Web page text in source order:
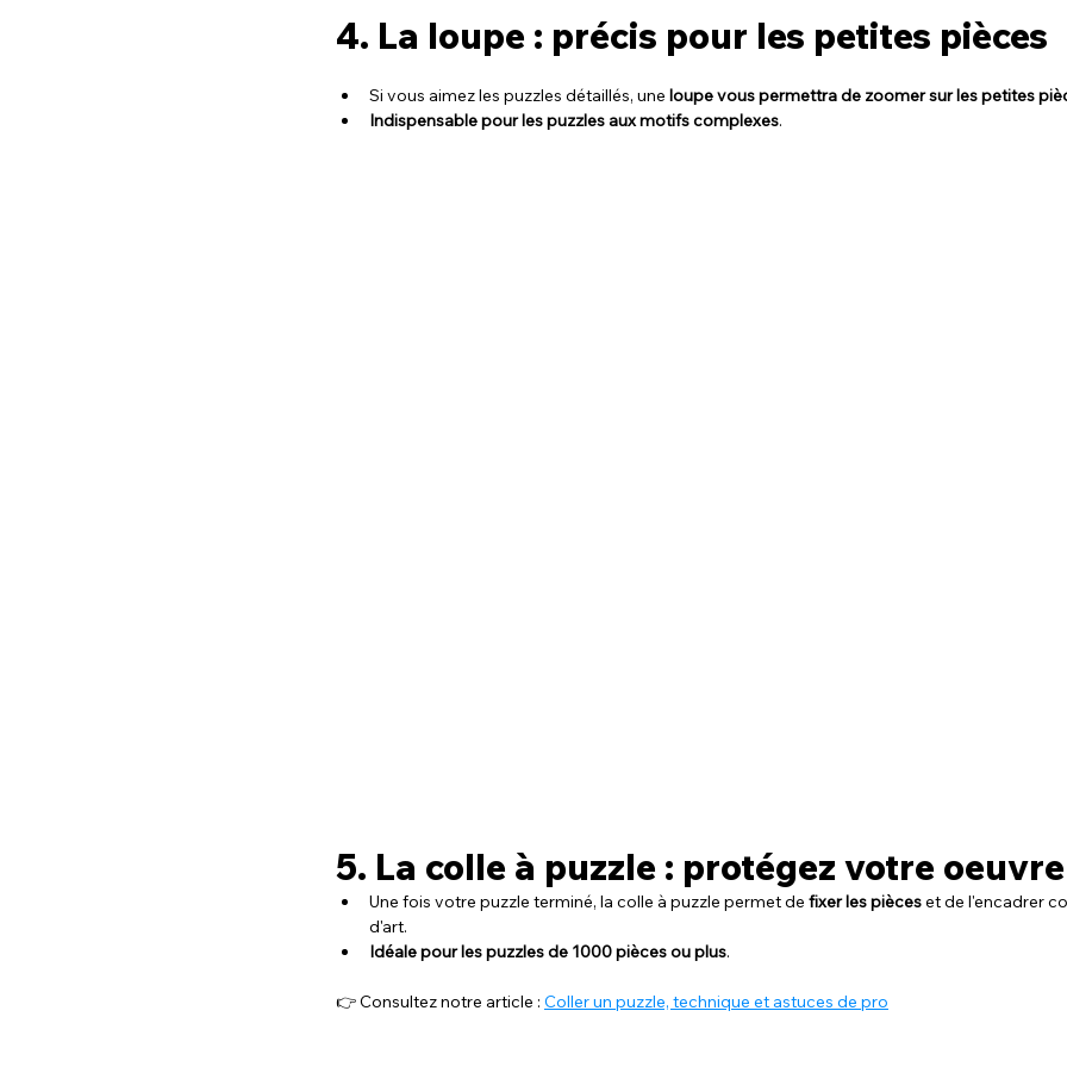
4. La loupe : précis pour les petites pièces
Si vous aimez les puzzles détaillés, une loupe vous permettra de zoomer sur les petites
Indispensable pour les puzzles aux motifs complexes.
5. La colle à puzzle : protégez votre oeuvre
Une fois votre puzzle terminé, la colle à puzzle permet de fixer les pièces et de l'encadrer
d'art.
Idéale pour les puzzles de 1000 pièces ou plus.
👉 Consultez notre article : Coller un puzzle, technique et astuces de pro